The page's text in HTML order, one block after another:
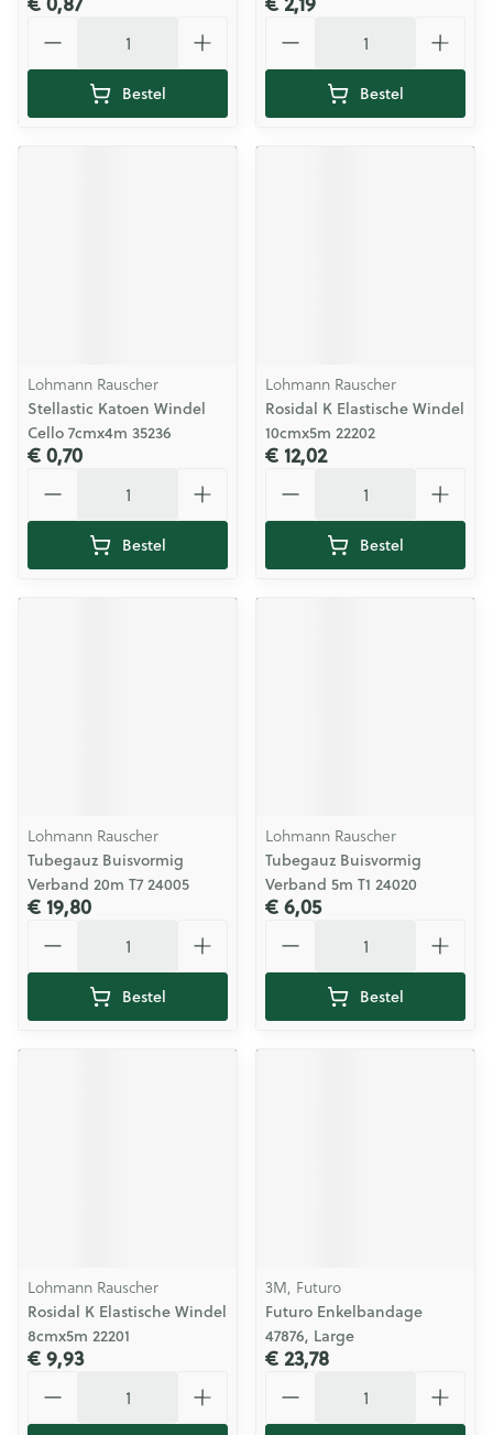
Bestel Bestel
Lohmann Rauscher
Stellastic Katoen Windel
Cello 7cmx4m 35236
€ 0,70
Bestel
Lohmann Rauscher
Rosidal K Elastische Windel
10cmx5m 22202
€ 12,02
Bestel
Lohmann Rauscher
Tubegauz Buisvormig
Verband 20m T7 24005
€ 19,80
Bestel
Lohmann Rauscher
Tubegauz Buisvormig
Verband 5m T1 24020
€ 6,05
Bestel
Lohmann Rauscher
Rosidal K Elastische Windel
8cmx5m 22201
€ 9,93
3M, Futuro
Futuro Enkelbandage
47876, Large
€ 23,78